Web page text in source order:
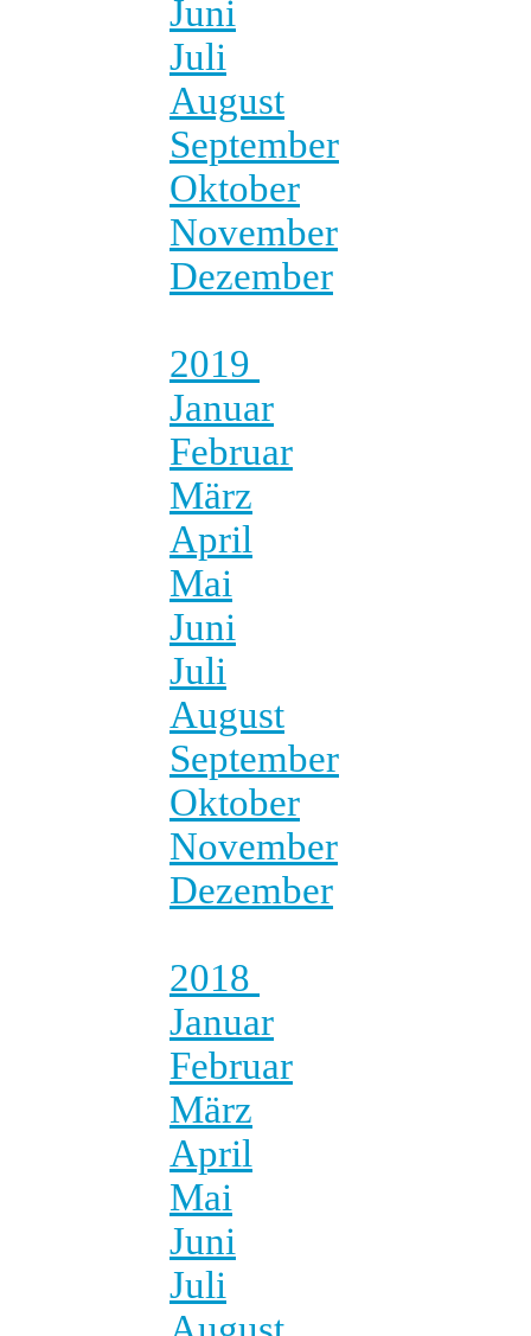
Juni
Juli
August
September
Oktober
November
Dezember
2019
Januar
Februar
März
April
Mai
Juni
Juli
August
September
Oktober
November
Dezember
2018
Januar
Februar
März
April
Mai
Juni
Juli